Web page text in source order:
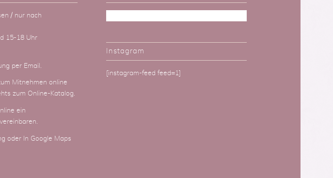
/ nur nach
15-18 Uhr
per Email
Mitnehmen online
zum Online-Katalog.
ein
oder In Google Maps
Instagram
[instagram-feed feed=1]